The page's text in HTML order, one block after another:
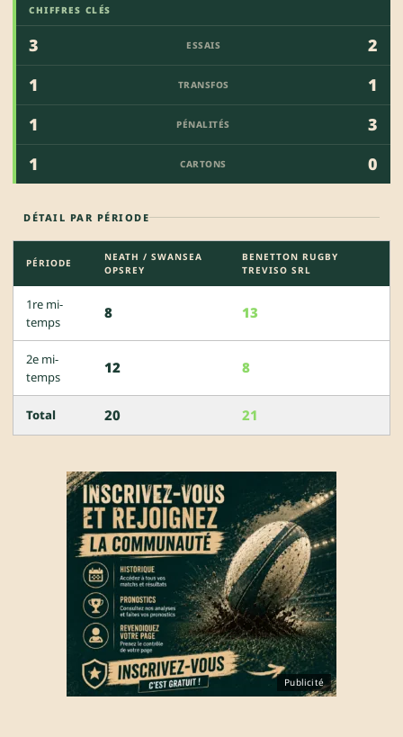
CHIFFRES CLÉS
3 ESSAIS
2
1
TRANSFOS
1
1
PÉNALITÉS
3
1
CARTONS 0
DÉTAIL PAR PÉRIODE
PÉRIODE
NEATH / SWANSEA
OPSREY
BENETTON RUGBY
TREVISO SRL
1re mi-
temps
8 13
2e mi-
temps
12 8
Total 20 21
Publicité